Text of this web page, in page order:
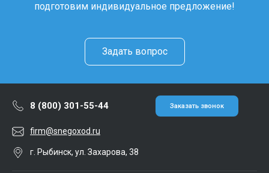
подготовим индивидуальное предложение!
Задать вопрос
8 (800) 301-55-44 Заказать звонок
firm@snegoxod.ru
г. Рыбинск, ул. Захарова, 38